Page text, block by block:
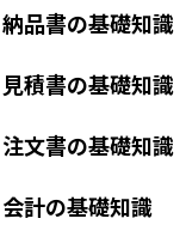
納品書の基礎知識
見積書の基礎知識
注文書の基礎知識
会計の基礎知識